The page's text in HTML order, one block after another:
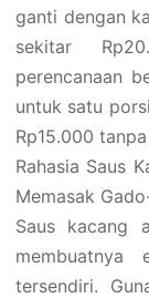
ganti dengan
sekitar
perencanaan
untuk satu
Rp15.000
Rahasia Saus
Memasak
Saus kacang
tersendiri.